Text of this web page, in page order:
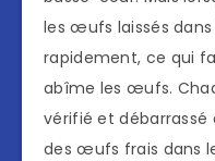
les œufs laissés
rapidement, ce qui
abîme les œufs.
vérifié et débarrassé
des œufs frais dans